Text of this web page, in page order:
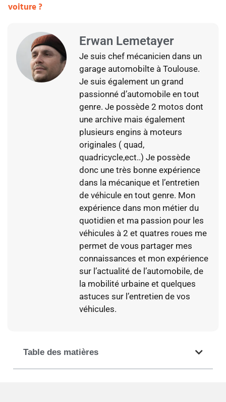
voiture ?
Erwan Lemetayer
Je suis chef mécanicien dans un
garage automobilte à Toulouse.
Je suis également un grand
passionné d’automobile en tout
genre. Je possède 2 motos dont
une archive mais également
plusieurs engins à moteurs
originales ( quad,
quadricycle,ect..) Je possède
donc une très bonne expérience
dans la mécanique et l’entretien
de véhicule en tout genre. Mon
expérience dans mon métier du
quotidien et ma passion pour les
véhicules à 2 et quatres roues me
permet de vous partager mes
connaissances et mon expérience
sur l’actualité de l’automobile, de
la mobilité urbaine et quelques
astuces sur l’entretien de vos
véhicules.
Table des matières